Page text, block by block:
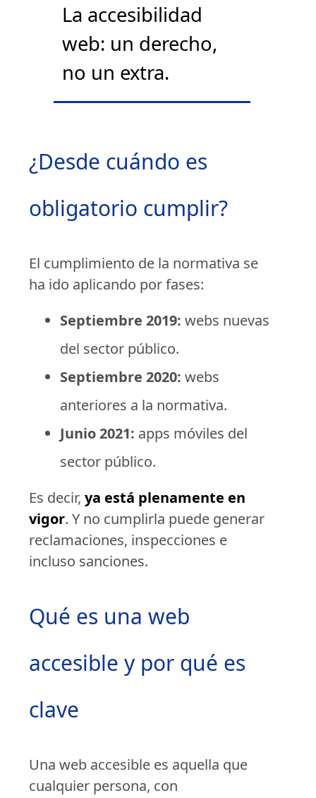
La accesibilidad
web: un derecho,
no un extra.
¿Desde cuándo es
obligatorio cumplir?
El cumplimiento de la normativa se
ha ido aplicando por fases:
Septiembre 2019: webs nuevas
del sector público.
Septiembre 2020: webs
anteriores a la normativa.
Junio 2021: apps móviles del
sector público.
Es decir, ya está plenamente en
vigor. Y no cumplirla puede generar
reclamaciones, inspecciones e
incluso sanciones.
Qué es una web
accesible y por qué es
clave
Una web accesible es aquella que
cualquier persona, con